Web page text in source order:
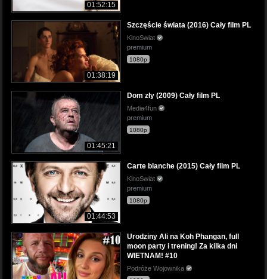
01:52:15
01:38:19
Szczęście świata (2016) Cały film PL
KinoSwiat
premium
1080p
01:45:21
Dom zły (2009) Cały film PL
Media4fun
premium
1080p
01:44:53
Carte blanche (2015) Cały film PL
KinoSwiat
premium
1080p
Urodziny Ali na Koh Phangan, full
moon party i trening! Za kilka dni
WIETNAM! #10
Podróże Wojownika